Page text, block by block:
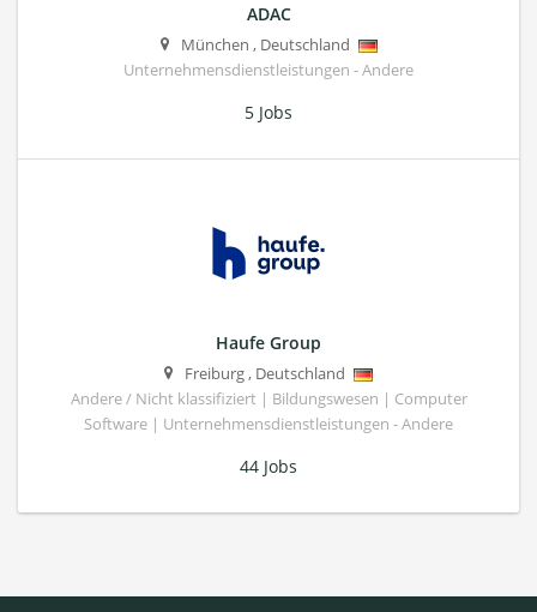
ADAC
München , Deutschland
Unternehmensdienstleistungen - Andere
5 Jobs
Haufe Group
Freiburg, Deutschland
Andere / Nicht klassifiziert | Bildungswesen | Computer
Software | Unternehmensdienstleistungen - Andere
44 Jobs